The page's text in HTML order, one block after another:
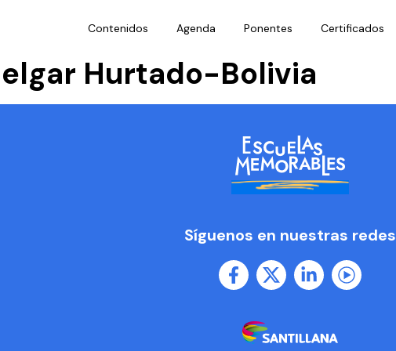
Contenidos Agenda Ponentes Certificados
Hurtado-Bolivia
Síguenos en nuestras redes